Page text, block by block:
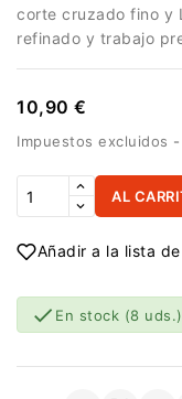
corte cruzado fino y
refinado y trabajo
10,90 €
Impuestos excluidos
AL
Añadir a la lista
 En stock (8 uds.)